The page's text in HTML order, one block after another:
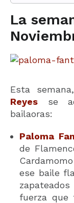
La
Esta
Reyes se
bailaoras:
Paloma
de
ese baile
fuerza que